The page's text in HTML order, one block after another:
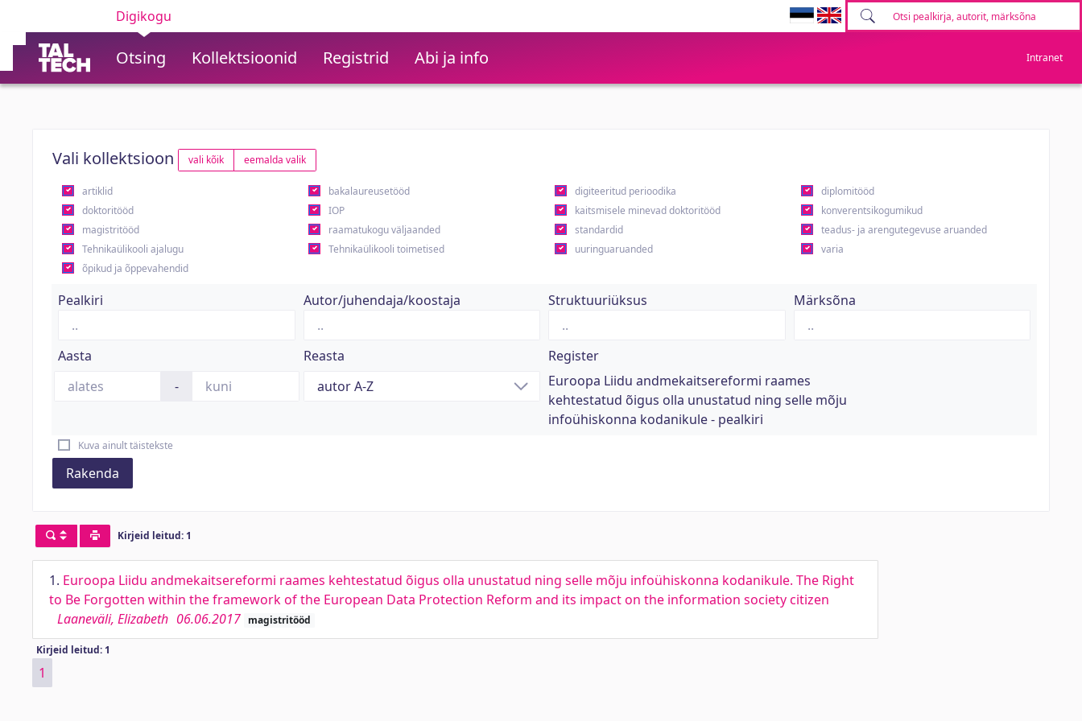
Digikogu
Otsing Kollektsioonid Registrid Abi ja info Intranet
Vali kollektsioon vali kõik eemalda valik
artiklid bakalaureusetööd digiteeritud perioodika
diplomitööd
doktoritööd
IOP kaitsmisele minevad doktoritööd
konverentsikogumikud
magistritööd
raamatukogu väljaanded standardid
teadus- ja arengutegevuse aruanded
Tehnikaülikooli ajalugu
Tehnikaülikooli toimetised uuringuaruanded
varia
õpikud ja õppevahendid
Pealkiri Autor/juhendaja/koostaja Struktuuriüksus Märksõna
Aasta
-
Reasta
Register
Euroopa Liidu andmekaitsereformi raames
kehtestatud õigus olla unustatud ning selle mõju
infoühiskonna kodanikule - pealkiri
Kuva ainult täistekste
Rakenda
Kirjeid leitud: 1
1. Euroopa Liidu andmekaitsereformi raames kehtestatud õigus olla unustatud ning selle mõju infoühiskonna kodanikule. The Right
to Be Forgotten within the framework of the European Data Protection Reform and its impact on the information society citizen
Laaneväli, Elizabeth 06.06.2017 magistritööd
Kirjeid leitud: 1
1